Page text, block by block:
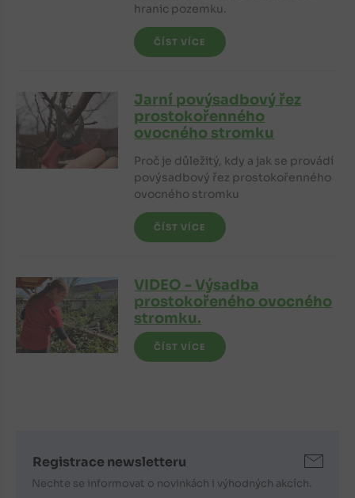
hranic pozemku.
ČÍST VÍCE
Jarní povýsadbový řez
prostokořenného
ovocného stromku
Proč je důležitý, kdy a jak se provádí
povýsadbový řez prostokořenného
ovocného stromku
ČÍST VÍCE
VIDEO - Výsadba
prostokořeného ovocného
stromku.
ČÍST VÍCE
Registrace newsletteru
Nechte se informovat o novinkách i výhodných akcích.